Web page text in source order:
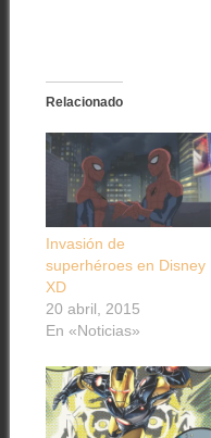
Relacionado
Invasión de
superhéroes en Disney
XD
20 abril, 2015
En «Noticias»